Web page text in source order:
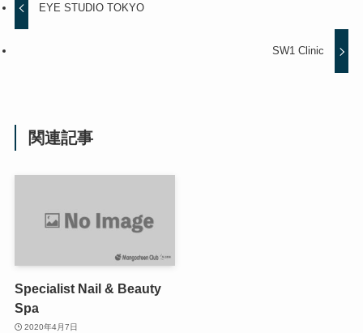
EYE STUDIO TOKYO
SW1 Clinic
関連記事
Specialist Nail & Beauty
Spa
2020年4月7日